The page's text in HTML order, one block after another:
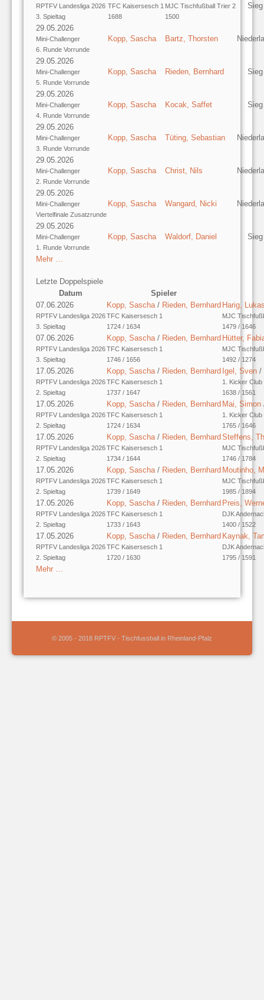
RPTFV Landesliga 2026
3. Spieltag
TFC Kaisersesch 1
1688
MJC Tischfußball Trier 2
1500
Sieg
29.05.2026
Mini-Challenger
6. Runde Vorrunde
Kopp, Sascha Bartz, Thorsten
29.05.2026
Mini-Challenger
5. Runde Vorrunde
Kopp, Sascha Rieden, Bernhard Sieg
29.05.2026
Mini-Challenger
4. Runde Vorrunde
Kopp, Sascha Kocak, Saffet Sieg
29.05.2026
Mini-Challenger
3. Runde Vorrunde
Kopp, Sascha Tüting, Sebastian
29.05.2026
Mini-Challenger
2. Runde Vorrunde
Kopp, Sascha Christ, Nils
29.05.2026
Mini-Challenger
Viertelfinale Zusatzrunde
Kopp, Sascha Wangard, Nicki
29.05.2026
Mini-Challenger
1. Runde Vorrunde
Kopp, Sascha Waldorf, Daniel Sieg
Mehr …
Letzte Doppelspiele
Datum
Spieler
07.06.2026
RPTFV Landesliga 2026
3. Spieltag
Kopp, Sascha / Rieden, Bernhard
TFC Kaisersesch 1
1724 / 1634
Harig,
MJC
1479 / 1646
07.06.2026
RPTFV Landesliga 2026
3. Spieltag
Kopp, Sascha / Rieden, Bernhard
TFC Kaisersesch 1
1746 / 1656
Hütter,
MJC
1492 / 1274
17.05.2026
RPTFV Landesliga 2026
2. Spieltag
Kopp, Sascha / Rieden, Bernhard
TFC Kaisersesch 1
1737 / 1647
Igel, Sven /
1. Kicker
1638 / 1561
17.05.2026
RPTFV Landesliga 2026
2. Spieltag
Kopp, Sascha / Rieden, Bernhard
TFC Kaisersesch 1
1724 / 1634
Mai, Simon
1. Kicker
1765 / 1646
17.05.2026
RPTFV Landesliga 2026
2. Spieltag
Kopp, Sascha / Rieden, Bernhard
TFC Kaisersesch 1
1734 / 1644
Steffens,
MJC
1746 / 1784
17.05.2026
RPTFV Landesliga 2026
2. Spieltag
Kopp, Sascha / Rieden, Bernhard
TFC Kaisersesch 1
1739 / 1649
Moutinho,
MJC
1985 / 1894
17.05.2026
RPTFV Landesliga 2026
2. Spieltag
Kopp, Sascha / Rieden, Bernhard
TFC Kaisersesch 1
1733 / 1643
Preis,
DJK
1400 / 1522
17.05.2026
RPTFV Landesliga 2026
2. Spieltag
Kopp, Sascha / Rieden, Bernhard
TFC Kaisersesch 1
1720 / 1630
Kaynak,
DJK
1795 / 1591
Mehr …
© 2005 - 2018 RPTFV - Tischfussball in Rheinland-Pfalz